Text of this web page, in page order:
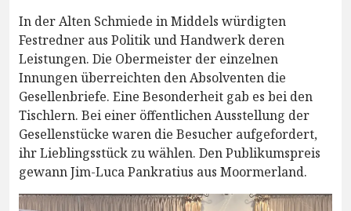
In der Alten Schmiede in Middels würdigten
Festredner aus Politik und Handwerk deren
Leistungen. Die Obermeister der einzelnen
Innungen überreichten den Absolventen die
Gesellenbriefe. Eine Besonderheit gab es bei den
Tischlern. Bei einer öffentlichen Ausstellung der
Gesellenstücke waren die Besucher aufgefordert,
ihr Lieblingsstück zu wählen. Den Publikumspreis
gewann Jim-Luca Pankratius aus Moormerland.